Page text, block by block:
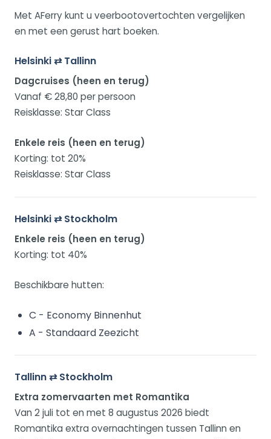
Met AFerry kunt u veerbootovertochten vergelijken
en met een gerust hart boeken.
Helsinki ⇄ Tallinn
Dagcruises (heen en terug)
Vanaf € 28,80 per persoon
Reisklasse: Star Class
Enkele reis (heen en terug)
Korting: tot 20%
Reisklasse: Star Class
Helsinki ⇄ Stockholm
Enkele reis (heen en terug)
Korting: tot 40%
Beschikbare hutten:
C - Economy Binnenhut
A - Standaard Zeezicht
Tallinn ⇄ Stockholm
Extra zomervaarten met Romantika
Van 2 juli tot en met 8 augustus 2026 biedt
Romantika extra overnachtingen tussen Tallinn en